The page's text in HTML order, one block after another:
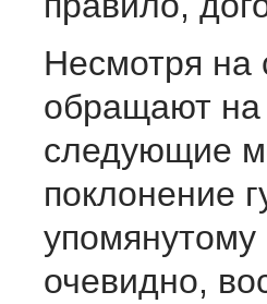
Несмотря на
обращают на
следующие
поклонение
упомянутому
очевидно,